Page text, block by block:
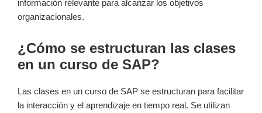
información relevante para alcanzar los objetivos
organizacionales.
¿Cómo se estructuran las clases
en un ⁣curso de SAP?
Las clases ⁢en un ‌curso de SAP se estructuran para facilitar
la interacción y el⁣ aprendizaje en tiempo real. Se utilizan